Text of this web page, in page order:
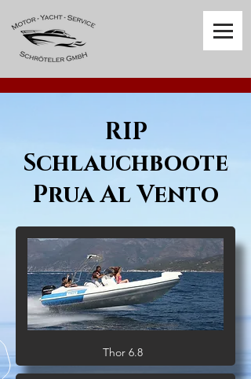
RIP
Schlauchboote
Prua Al Vento
Thor 6.8